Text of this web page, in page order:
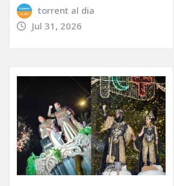
torrent al dia
Jul 31, 2026